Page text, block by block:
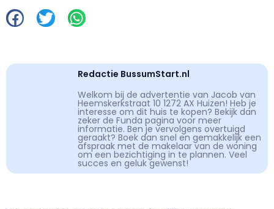
Redactie BussumStart.nl
Welkom bij de advertentie van Jacob van
Heemskerkstraat 10 1272 AX Huizen! Heb je
interesse om dit huis te kopen? Bekijk dan
zeker de Funda pagina voor meer
informatie. Ben je vervolgens overtuigd
geraakt? Boek dan snel en gemakkelijk een
afspraak met de makelaar van de woning
om een bezichtiging in te plannen. Veel
succes en geluk gewenst!